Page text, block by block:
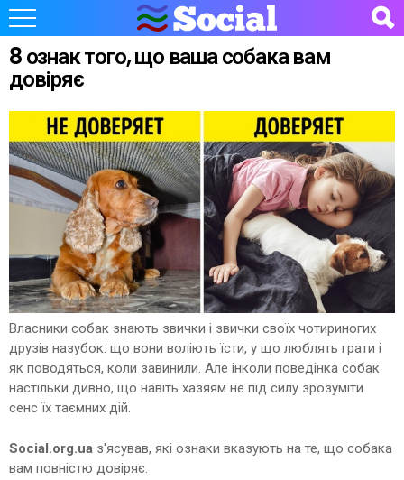
8 ознак того, що ваша собака вам
довіряє
Власники собак знають звички і звички своїх чотириногих
друзів назубок: що вони воліють їсти, у що люблять грати і
як поводяться, коли завинили. Але інколи поведінка собак
настільки дивно, що навіть хазяям не під силу зрозуміти
сенс їх таємних дій.
Social.org.ua з'ясував, які ознаки вказують на те, що собака
вам повністю довіряє.